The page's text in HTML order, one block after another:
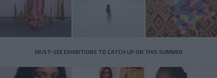
MUST-SEE EXHIBITIONS TO CATCH UP ON THIS SUMMER